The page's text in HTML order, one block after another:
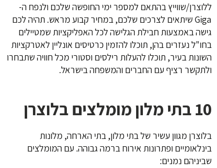
ללוצרן/שווייץ בהתאם למספר ימי החופשה שלכם ולנפח ה-
Giga שיתאים לצרכים שלכם, במחיר קבוע מראש. תהיה לכם
גישה באמצעות חבילת הגלישה לכל האפליקציות שמטיילים
בחו"ל נעזרים בהן, תוכלו להזמין כרטיסים אונליין לאטרקציות
השונות בעיר, תוכלו להעלות רילסים וסטורי מכל חוויה שתבחרו
ולתקשר רציף עם החברים והמשפחה בישראל.
10 בתי מלון מומלצים בלוצרן
בלוצרן מגוון עשיר של בתי מלון, בתי הארחה, מלונות
בינלאומיים ופתרונות אירוח ברמה גבוהה. עם המומלצים
שביניהם נמנים: